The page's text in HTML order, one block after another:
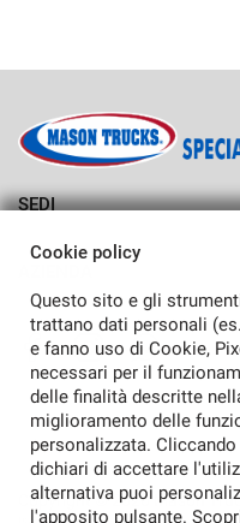
SEDI
Sede di Vedelago
Azienda
Copyright © 2026 Mason
Cookie policy
Questo sito e gli
trattano dati personali
e fanno uso di Cookie,
necessari per il
delle finalità descritte
miglioramento delle
personalizzata.
dichiari di accettare
alternativa puoi
l'apposito pulsante.